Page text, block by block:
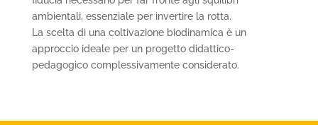
ambientali, essenziale per invertire la rotta.
La scelta di una coltivazione biodinamica è un
approccio ideale per un progetto didattico-
pedagogico complessivamente considerato.